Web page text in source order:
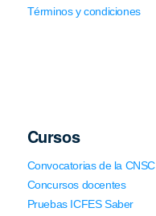
Términos y condiciones
Cursos
Convocatorias de la CNSC
Concursos docentes
Pruebas ICFES Saber